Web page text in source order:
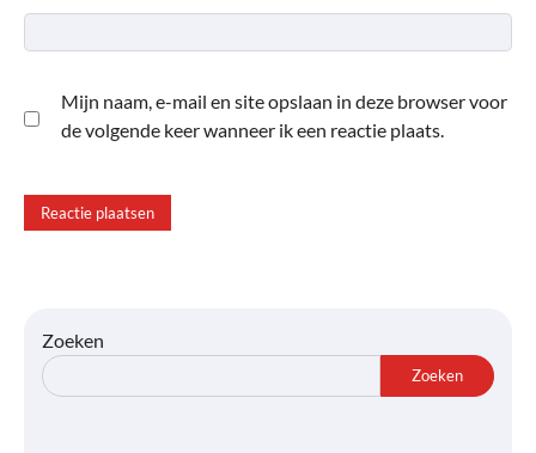
Mijn naam, e-mail en site opslaan in deze browser voor
de volgende keer wanneer ik een reactie plaats.
Zoeken
Zoeken